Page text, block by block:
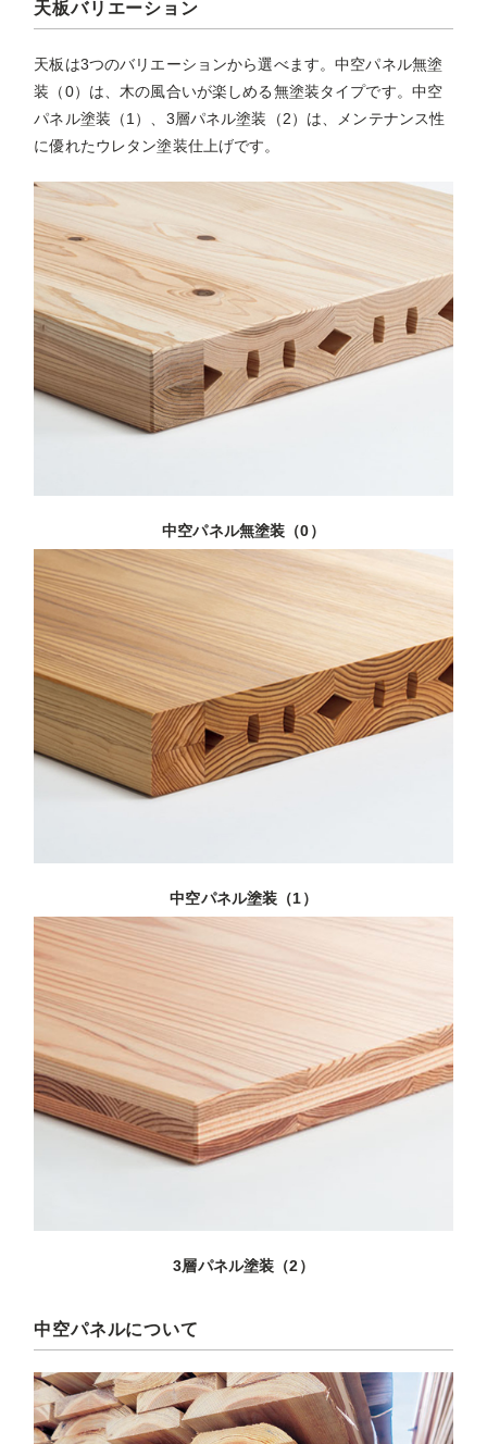
天板バリエーション
天板は3つのバリエーションから選べます。中空パネル無塗
装（0）は、木の風合いが楽しめる無塗装タイプです。中空
パネル塗装（1）、3層パネル塗装（2）は、メンテナンス性
に優れたウレタン塗装仕上げです。
中空パネル無塗装（0）
中空パネル塗装（1）
3層パネル塗装（2）
中空パネルについて